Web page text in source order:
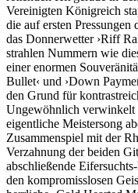
Vereinigten Königreich
die auf ersten
das Donnerwetter ›Riff
strahlen Nummern wie
einer enormen
Bullet‹ und ›Down
den Grund für
Ungewöhnlich verwinkelt
eigentliche Meistersong
Zusammenspiel mit der
Verzahnung der beiden
abschließende
den kompromisslosen